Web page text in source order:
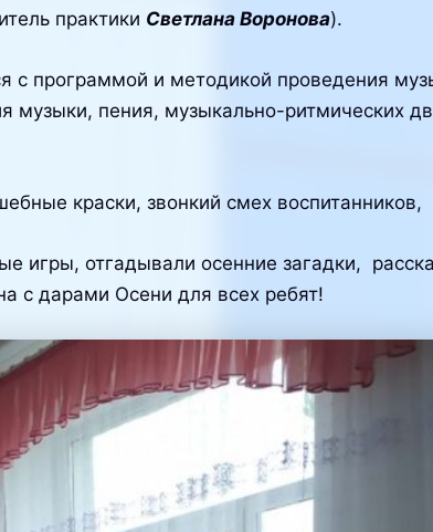
практики Светлана Воронова).
и методикой проведения
музыки, пения, музыкально-ритмических
краски, звонкий смех воспитанников,
отгадывали осенние загадки,
с дарами Осени для всех ребят!